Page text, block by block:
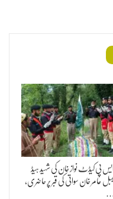
پی کیڈٹ نواز خان کی شہید ہیڈ
عامر خان سواتی کی قبر پر حاضری،